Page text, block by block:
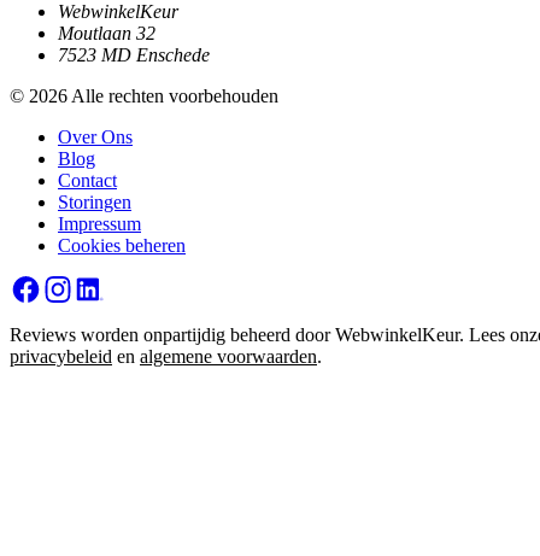
WebwinkelKeur
Moutlaan 32
7523 MD Enschede
© 2026 Alle rechten voorbehouden
Over Ons
Blog
Contact
Storingen
Impressum
Cookies beheren
Reviews worden onpartijdig beheerd door WebwinkelKeur. Lees
privacybeleid en algemene voorwaarden.